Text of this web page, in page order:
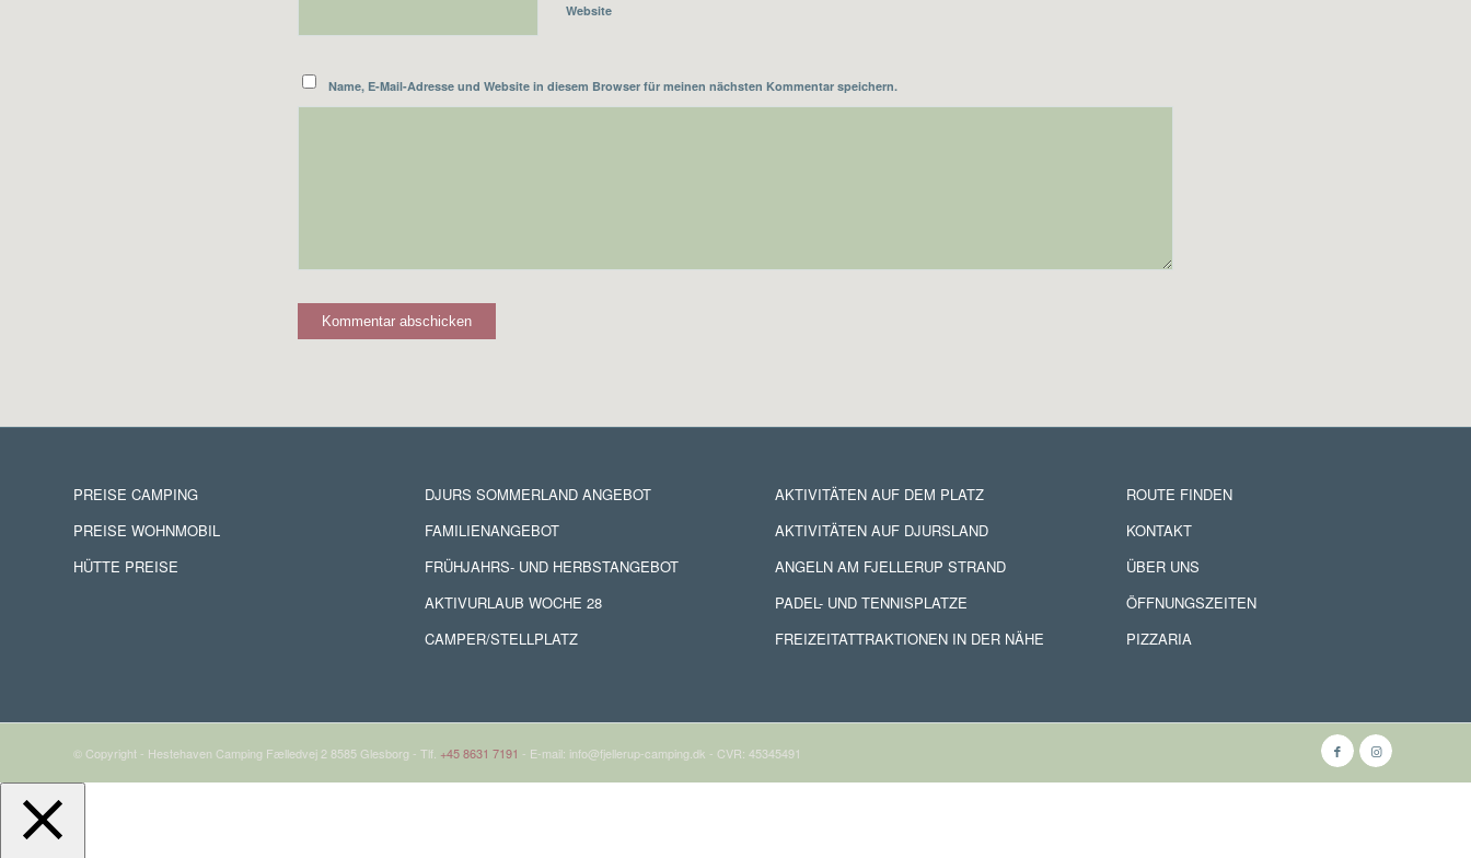
Website
Name, E-Mail-Adresse und Website in diesem Browser für meinen nächsten Kommentar speichern.
PREISE CAMPING
PREISE WOHNMOBIL
HÜTTE PREISE
DJURS SOMMERLAND ANGEBOT
FAMILIENANGEBOT
FRÜHJAHRS- UND HERBSTANGEBOT
AKTIVURLAUB WOCHE 28
CAMPER/STELLPLATZ
AKTIVITÄTEN AUF DEM PLATZ
AKTIVITÄTEN AUF DJURSLAND
ANGELN AM FJELLERUP STRAND
PADEL- UND TENNISPLATZE
FREIZEITATTRAKTIONEN IN DER NÄHE
ROUTE FINDEN
KONTAKT
ÜBER UNS
ÖFFNUNGSZEITEN
PIZZARIA
© Copyright - Hestehaven Camping Fælledvej 2 8585 Glesborg - Tlf. +45 8631 7191 - E-mail: info@fjellerup-camping.dk - CVR: 45345491